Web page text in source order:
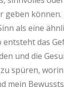
geben
als eine
das
und die
spüren,
mein